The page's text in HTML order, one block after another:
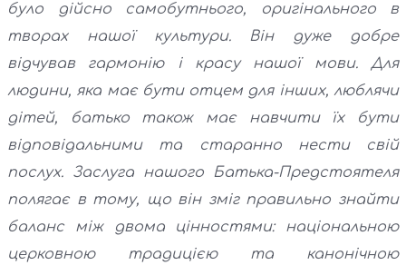
було дійсно самобутнього, оригінального в
творах нашої культури. Він дуже добре
відчував гармонію і красу нашої мови. Для
людини, яка має бути отцем для інших, люблячи
дітей, батько також має навчити їх бути
відповідальними та старанно нести свій
послух. Заслуга нашого Батька-Предстоятеля
полягає в тому, що він зміг правильно знайти
баланс між двома цінностями: національною
церковною традицією та канонічною